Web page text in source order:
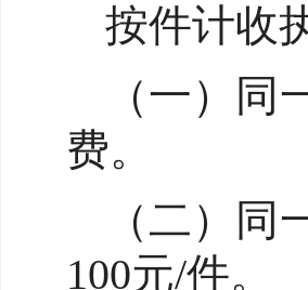
按件计收
（一）
费。
（二）
100元/件。